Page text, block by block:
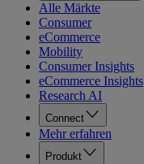
Alle Märkte
Consumer
eCommerce
Mobility
Consumer Insights
eCommerce Insights
Research AI
Connect
Mehr erfahren
Produkt